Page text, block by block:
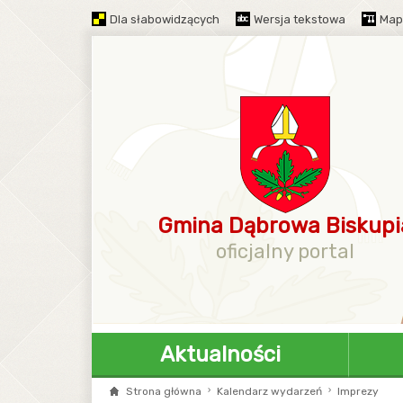
Dla słabowidzących Wersja tekstowa
Gmina Dąbrowa
oficjalny portal
Aktualności
Strona główna Kalendarz wydarzeń Imprezy